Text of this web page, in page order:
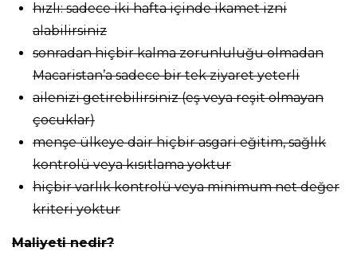
hızlı: sadece iki hafta içinde ikamet izni
alabilirsiniz
sonradan hiçbir kalma zorunluluğu olmadan
Macaristan’a sadece bir tek ziyaret yeterli
ailenizi getirebilirsiniz (eş veya reşit olmayan
çocuklar)
menşe ülkeye dair hiçbir asgari eğitim, sağlık
kontrolü veya kısıtlama yoktur
hiçbir varlık kontrolü veya minimum net değer
kriteri yoktur
Maliyeti nedir?